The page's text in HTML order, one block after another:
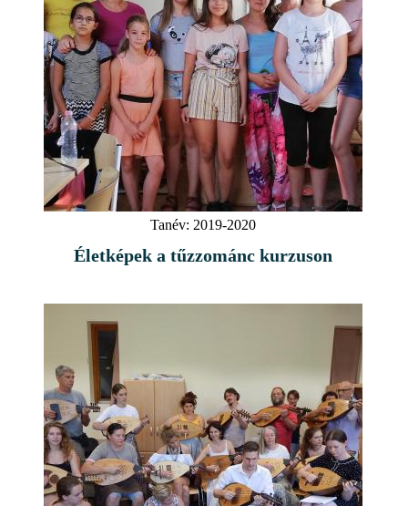
Tanév: 2019-2020
Életképek a tűzzománc kurzuson